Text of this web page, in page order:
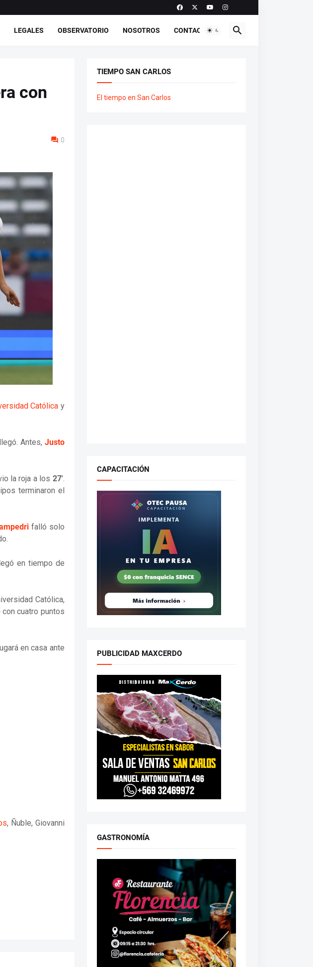
LEGALES OBSERVATORIO NOSOTROS CONTACTO
con
0
Católica y
Antes, Justo
la roja a los 27'.
terminaron el
falló solo
en tiempo de
Católica,
cuatro puntos
en casa ante
, Ñuble, Giovanni
TIEMPO SAN CARLOS
El tiempo en San Carlos
CAPACITACIÓN
PUBLICIDAD MAXCERDO
GASTRONOMÍA